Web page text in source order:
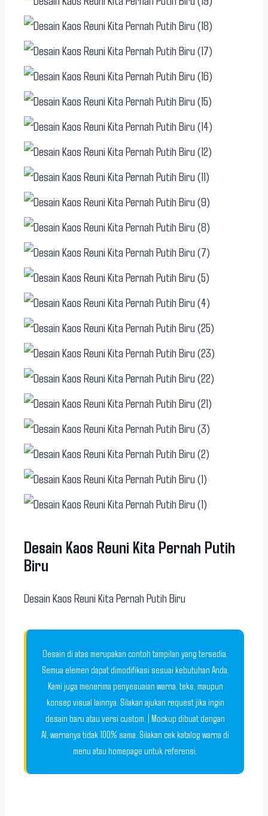
Desain Kaos Reuni Kita Pernah Putih
Biru
Desain Kaos Reuni Kita Pernah Putih Biru
Desain di atas merupakan contoh tampilan yang tersedia.
Semua elemen dapat dimodifikasi sesuai kebutuhan Anda.
Kami juga menerima penyesuaian warna, teks, maupun
konsep visual lainnya. Silakan ajukan request jika ingin
desain baru atau versi custom. | Mockup dibuat dengan
AI, warnanya tidak 100% sama. Silakan cek katalog warna di
menu atau homepage untuk referensi.